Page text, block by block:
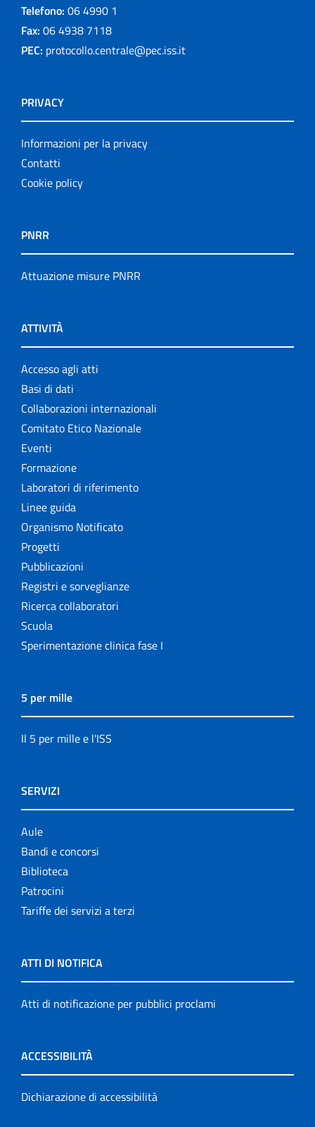
Telefono: 06 4990 1
Fax: 06 4938 7118
PEC: protocollo.centrale@pec.iss.it
PRIVACY
Informazioni per la privacy
Contatti
Cookie policy
PNRR
Attuazione misure PNRR
ATTIVITÀ
Accesso agli atti
Basi di dati
Collaborazioni internazionali
Comitato Etico Nazionale
Eventi
Formazione
Laboratori di riferimento
Linee guida
Organismo Notificato
Progetti
Pubblicazioni
Registri e sorveglianze
Ricerca collaboratori
Scuola
Sperimentazione clinica fase I
5 per mille
Il 5 per mille e l'ISS
SERVIZI
Aule
Bandi e concorsi
Biblioteca
Patrocini
Tariffe dei servizi a terzi
ATTI DI NOTIFICA
Atti di notificazione per pubblici proclami
ACCESSIBILITÀ
Dichiarazione di accessibilità